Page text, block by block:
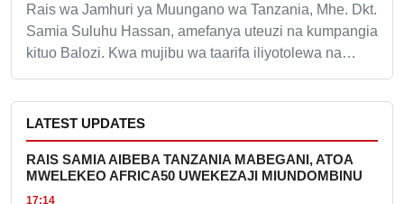
Rais wa Jamhuri ya Muungano wa Tanzania, Mhe. Dkt.
Samia Suluhu Hassan, amefanya uteuzi na kumpangia
kituo Balozi. Kwa mujibu wa taarifa iliyotolewa na…
LATEST UPDATES
RAIS SAMIA AIBEBA TANZANIA MABEGANI, ATOA
MWELEKEO AFRICA50 UWEKEZAJI MIUNDOMBINU
17:14